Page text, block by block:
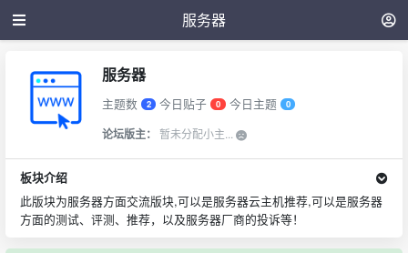
服务器
服务器
主题数 2 今日贴子 0 今日主题 0
论坛版主： 暂未分配小主...
板块介绍
此版块为服务器方面交流版块,可以是服务器云主机推荐,可以是服务器
方面的测试、评测、推荐，以及服务器厂商的投诉等！